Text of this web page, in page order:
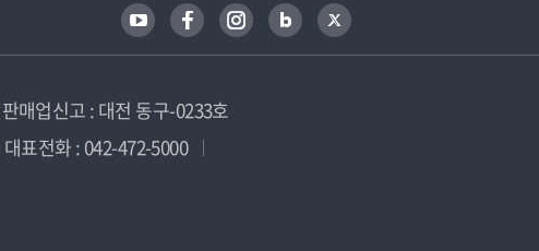
매업신고 : 대전 동구-0233호
대표전화 : 042-472-5000